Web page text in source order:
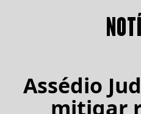
Assédio
mitigar